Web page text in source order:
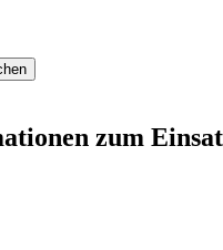
zum